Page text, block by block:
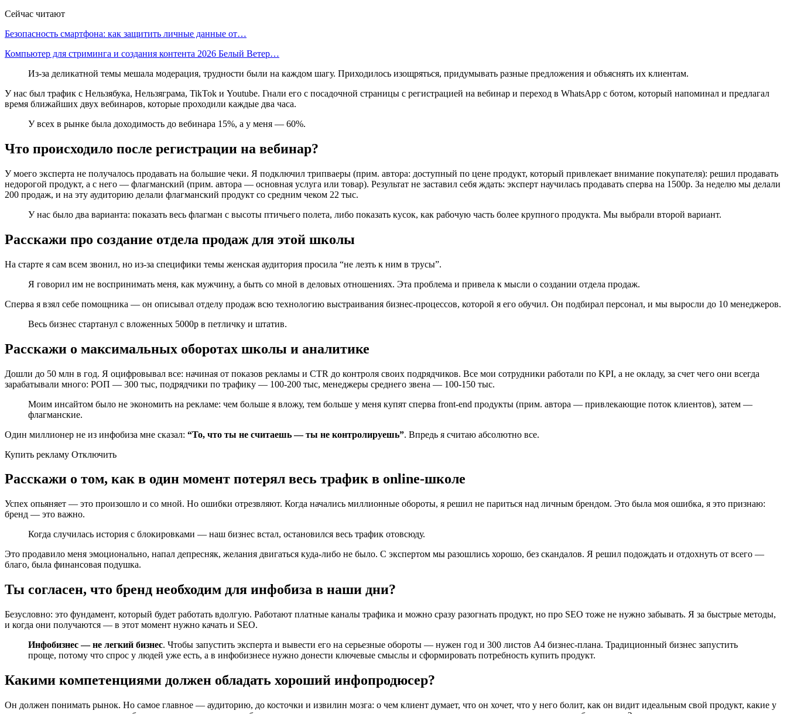
Сейчас читают
Безопасность смартфона: как защитить личные данные от…
Компьютер для стриминга и создания контента 2026 Белый Ветер…
Из-за деликатной темы мешала модерация, трудности были на каждом шагу. Приходилось изощряться, придумывать разные предложения и объяснять их клиентам.
У нас был трафик с Нельзябука, Нельзяграма, TikTok и Youtube. Гнали его с посадочной страницы с регистрацией на вебинар и переход в WhatsApp с ботом, который напоминал и предлагал
время ближайших двух вебинаров, которые проходили каждые два часа.
У всех в рынке была доходимость до вебинара 15%, а у меня — 60%.
Что происходило после регистрации на вебинар?
У моего эксперта не получалось продавать на большие чеки. Я подключил трипваеры (прим. автора: доступный по цене продукт, который привлекает внимание покупателя): решил продавать
недорогой продукт, а с него — флагманский (прим. автора — основная услуга или товар). Результат не заставил себя ждать: эксперт научилась продавать сперва на 1500р. За неделю мы делали
200 продаж, и на эту аудиторию делали флагманский продукт со средним чеком 22 тыс.
У нас было два варианта: показать весь флагман с высоты птичьего полета, либо показать кусок, как рабочую часть более крупного продукта. Мы выбрали второй вариант.
Расскажи про создание отдела продаж для этой школы
На старте я сам всем звонил, но из-за специфики темы женская аудитория просила “не лезть к ним в трусы”.
Я говорил им не воспринимать меня, как мужчину, а быть со мной в деловых отношениях. Эта проблема и привела к мысли о создании отдела продаж.
Сперва я взял себе помощника — он описывал отделу продаж всю технологию выстраивания бизнес-процессов, которой я его обучил. Он подбирал персонал, и мы выросли до 10 менеджеров.
Весь бизнес стартанул с вложенных 5000р в петличку и штатив.
Расскажи о максимальных оборотах школы и аналитике
Дошли до 50 млн в год. Я оцифровывал все: начиная от показов рекламы и CTR до контроля своих подрядчиков. Все мои сотрудники работали по KPI, а не окладу, за счет чего они всегда
зарабатывали много: РОП — 300 тыс, подрядчики по трафику — 100-200 тыс, менеджеры среднего звена — 100-150 тыс.
Моим инсайтом было не экономить на рекламе: чем больше я вложу, тем больше у меня купят сперва front-end продукты (прим. автора — привлекающие поток клиентов), затем —
флагманские.
Один миллионер не из инфобиза мне сказал: “То, что ты не считаешь — ты не контролируешь”. Впредь я считаю абсолютно все.
Купить рекламу Отключить
Расскажи о том, как в один момент потерял весь трафик в online-школе
Успех опьяняет — это произошло и со мной. Но ошибки отрезвляют. Когда начались миллионные обороты, я решил не париться над личным брендом. Это была моя ошибка, я это признаю:
бренд — это важно.
Когда случилась история с блокировками — наш бизнес встал, остановился весь трафик отовсюду.
Это продавило меня эмоционально, напал депресняк, желания двигаться куда-либо не было. С экспертом мы разошлись хорошо, без скандалов. Я решил подождать и отдохнуть от всего —
благо, была финансовая подушка.
Ты согласен, что бренд необходим для инфобиза в наши дни?
Безусловно: это фундамент, который будет работать вдолгую. Работают платные каналы трафика и можно сразу разогнать продукт, но про SЕО тоже не нужно забывать. Я за быстрые методы,
и когда они получаются — в этот момент нужно качать и SЕО.
Инфобизнес — не легкий бизнес. Чтобы запустить эксперта и вывести его на серьезные обороты — нужен год и 300 листов А4 бизнес-плана. Традиционный бизнес запустить
проще, потому что спрос у людей уже есть, а в инфобизнесе нужно донести ключевые смыслы и сформировать потребность купить продукт.
Какими компетенциями должен обладать хороший инфопродюсер?
Он должен понимать рынок. Но самое главное — аудиторию, до косточки и извилин мозга: о чем клиент думает, что он хочет, что у него болит, как он видит идеальным свой продукт, какие у